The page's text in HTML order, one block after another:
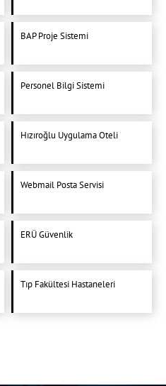
BAP Proje Sistemi
Personel Bilgi Sistemi
Hızıroğlu Uygulama Oteli
Webmail Posta Servisi
ERÜ Güvenlik
Tıp Fakültesi Hastaneleri